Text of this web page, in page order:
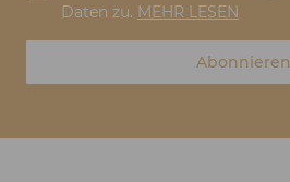
Daten zu. MEHR LESEN
Abonnieren